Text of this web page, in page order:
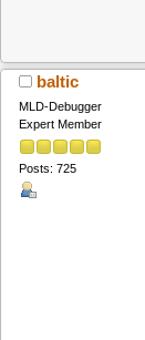
baltic
MLD-Debugger
Expert Member
Posts: 725